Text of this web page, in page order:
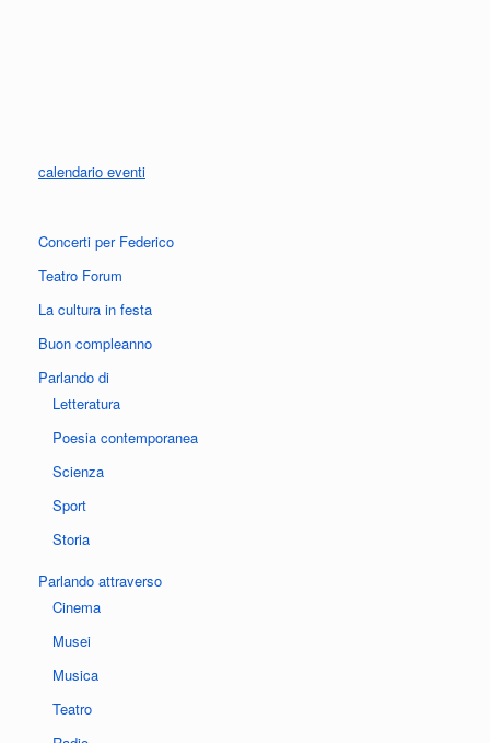
calendario eventi
Concerti per Federico
Teatro Forum
La cultura in festa
Buon compleanno
Parlando di
Letteratura
Poesia contemporanea
Scienza
Sport
Storia
Parlando attraverso
Cinema
Musei
Musica
Teatro